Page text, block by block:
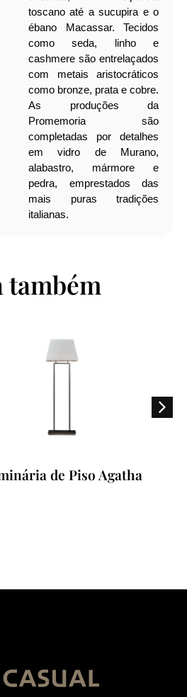
toscano até a sucupira e o
ébano Macassar.
Tecidos
como seda, linho e
cashmere são entrelaçados
com metais aristocráticos
como bronze, prata e cobre.
As produções da
Promemoria são
completadas por detalhes
em vidro de Murano,
alabastro, mármore e
pedra, emprestados das
mais puras tradições
italianas.
também
de Piso Agatha